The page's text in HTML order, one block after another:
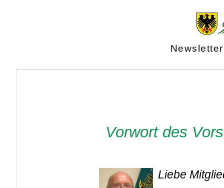
Vorwort des
Liebe